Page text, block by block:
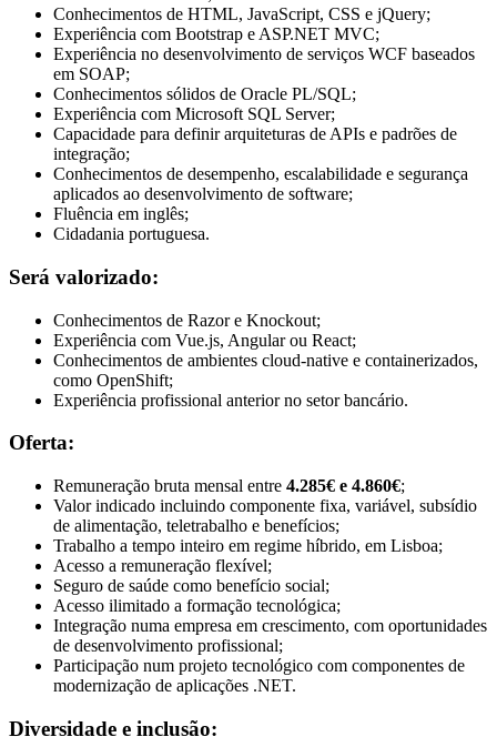
Conhecimentos de HTML, JavaScript, CSS e jQuery;
Experiência com Bootstrap e ASP.NET MVC;
Experiência no desenvolvimento de serviços WCF baseados
em SOAP;
Conhecimentos sólidos de Oracle PL/SQL;
Experiência com Microsoft SQL Server;
Capacidade para definir arquiteturas de APIs e padrões de
integração;
Conhecimentos de desempenho, escalabilidade e segurança
aplicados ao desenvolvimento de software;
Fluência em inglês;
Cidadania portuguesa.
Será valorizado:
Conhecimentos de Razor e Knockout;
Experiência com Vue.js, Angular ou React;
Conhecimentos de ambientes cloud-native e containerizados,
como OpenShift;
Experiência profissional anterior no setor bancário.
Oferta:
Remuneração bruta mensal entre 4.285€ e 4.860€;
Valor indicado incluindo componente fixa, variável, subsídio
de alimentação, teletrabalho e benefícios;
Trabalho a tempo inteiro em regime híbrido, em Lisboa;
Acesso a remuneração flexível;
Seguro de saúde como benefício social;
Acesso ilimitado a formação tecnológica;
Integração numa empresa em crescimento, com oportunidades
de desenvolvimento profissional;
Participação num projeto tecnológico com componentes de
modernização de aplicações .NET.
Diversidade e inclusão: